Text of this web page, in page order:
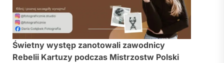
Świetny występ zanotowali zawodnicy
Rebelii Kartuzy podczas Mistrzostw Polski